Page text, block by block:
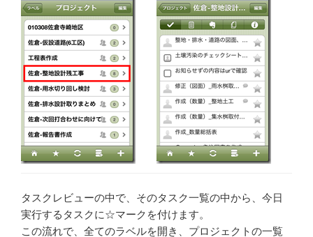
タスクレビューの中で、そのタスク一覧の中から、今日
実行するタスクに☆マークを付けます。
この流れで、全てのラベルを開き、プロジェクトの一覧